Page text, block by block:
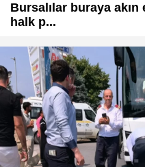
Bursalılar buraya
halk p...